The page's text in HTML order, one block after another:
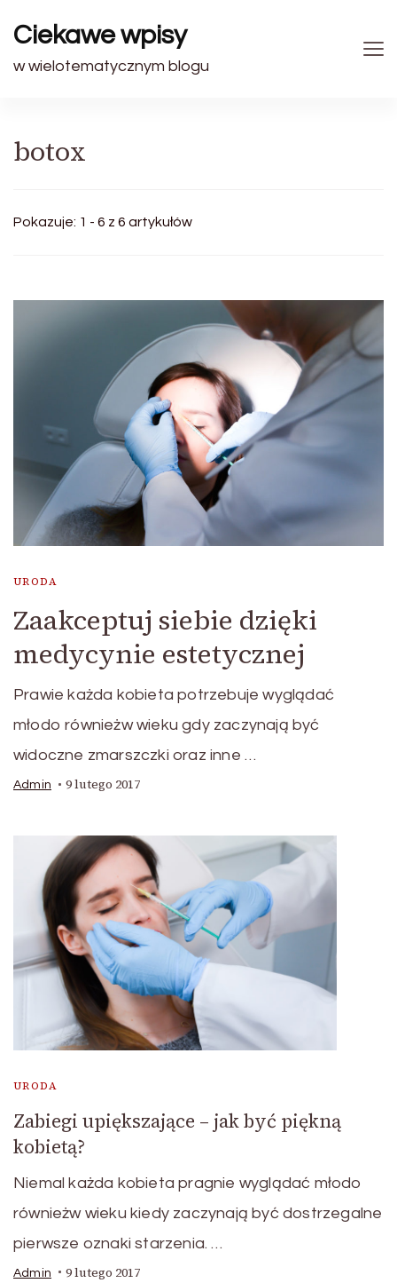
Ciekawe wpisy
w wielotematycznym blogu
botox
Pokazuje: 1 - 6 z 6 artykułów
URODA
Zaakceptuj siebie dzięki
medycynie estetycznej
Prawie każda kobieta potrzebuje wyglądać
młodo równieżw wieku gdy zaczynają być
widoczne zmarszczki oraz inne …
Admin 9 lutego 2017
URODA
Zabiegi upiększające – jak być piękną
kobietą?
Niemal każda kobieta pragnie wyglądać młodo
równieżw wieku kiedy zaczynają być dostrzegalne
pierwsze oznaki starzenia. …
Admin 9 lutego 2017